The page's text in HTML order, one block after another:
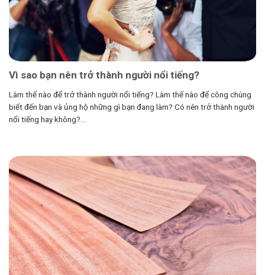
Vì sao bạn nên trở thành người nổi tiếng?
Làm thế nào để trở thành người nổi tiếng? Làm thế nào để công chúng
biết đến bạn và ủng hộ những gì bạn đang làm? Có nên trở thành người
nổi tiếng hay không?...